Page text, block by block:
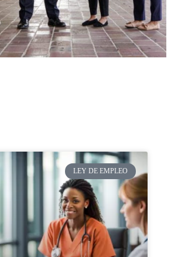
LEY DE EMPLEO